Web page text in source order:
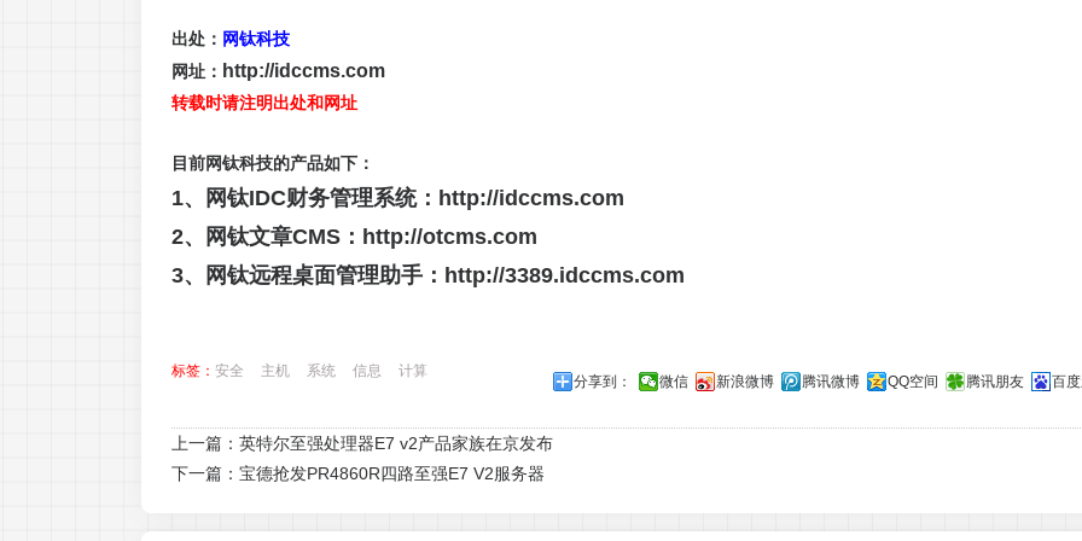
出处： 网钛科技
网址： http://idccms.com
转载时请注明出处和网址
目前网钛科技的产品如下：
1、网钛IDC财务管理系统： http://idccms.com
2、网钛文章CMS： http://otcms.com
3、网钛远程桌面管理助手： http://3389.idccms.com
标签： 安全 主机 系统 信息 计算
分享到： 微信 新浪微博 腾讯微博 QQ空间 腾讯朋友 百
上一篇： 英特尔至强处理器E7 v2产品家族在京发布
下一篇： 宝德抢发PR4860R四路至强E7 V2服务器